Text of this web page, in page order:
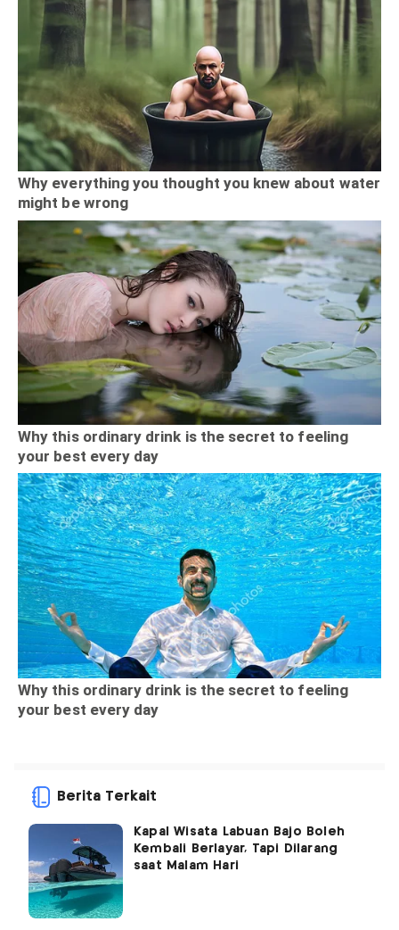
Berita Terkait
Kapal Wisata Labuan Bajo Boleh
Kembali Berlayar, Tapi Dilarang
saat Malam Hari